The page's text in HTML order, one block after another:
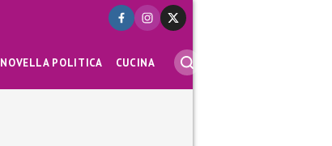
NOVELLA POLITICA CUCINA